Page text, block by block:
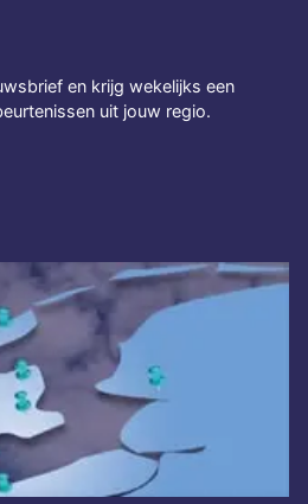
en krijg wekelijks een
uit jouw regio.